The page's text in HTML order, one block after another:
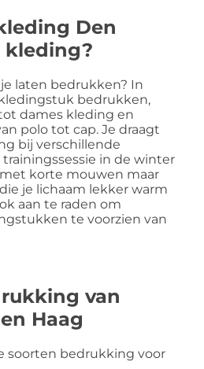
Den
kleding?
laten bedrukken? In
bedrukken,
dames kleding en
polo tot cap. Je draagt
bij verschillende
in de winter
korte mouwen maar
je lichaam lekker warm
aan te raden om
te voorzien van
van
Haag
soorten bedrukking voor